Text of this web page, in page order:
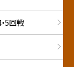
5回戦